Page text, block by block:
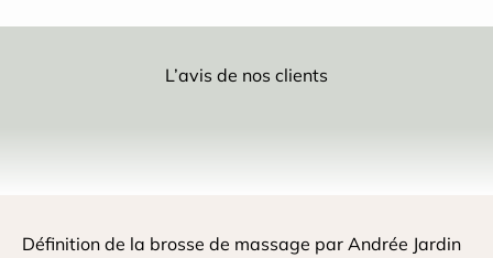
L’avis de nos clients
Définition de la brosse de massage par Andrée Jardin